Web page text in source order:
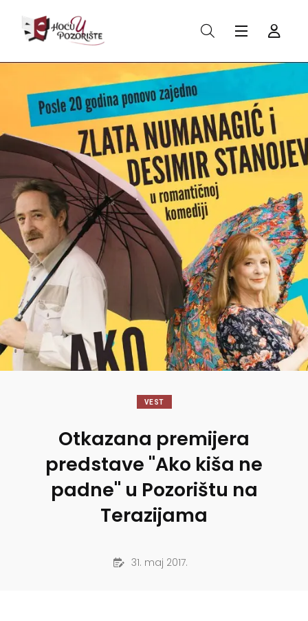
VEST
Otkazana premijera
predstave "Ako kiša ne
padne" u Pozorištu na
Terazijama
31. maj 2017.